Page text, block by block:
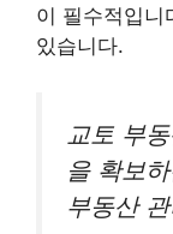
이 필수적입니
있습니다.
교토 부
을 확보
부동산